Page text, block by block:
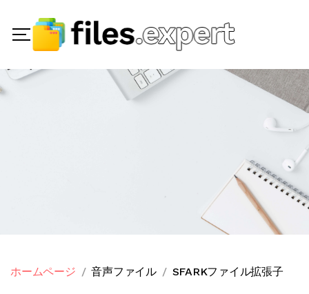
ホームページ 音声ファイル SFARKファイル拡張子